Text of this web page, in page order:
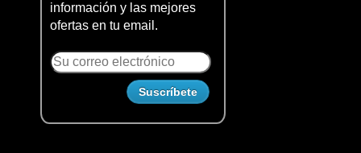
información y las mejores
ofertas en tu email.